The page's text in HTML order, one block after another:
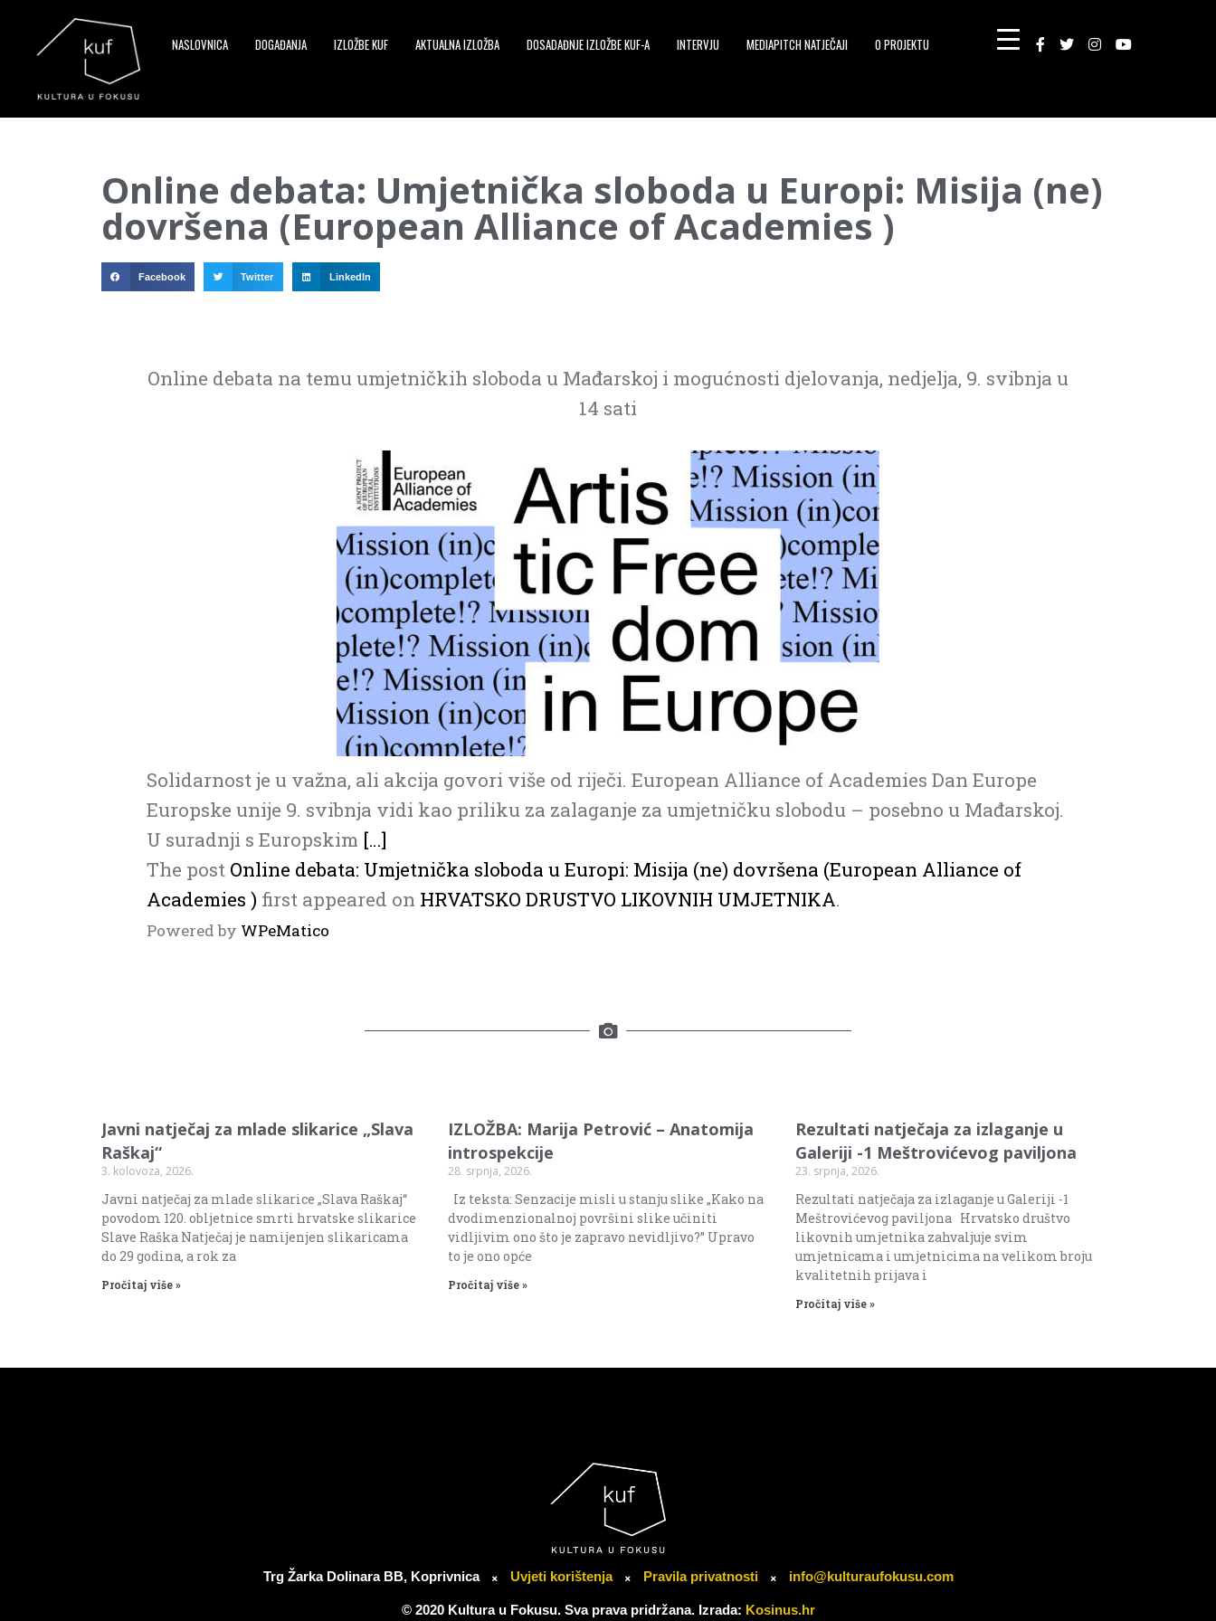
NASLOVNICA DOGAĐANJA IZLOŽBE KUF AKTUALNA IZLOŽBA DOSADAĐNJE IZLOŽBE KUF-A INTERVJU MEDIAPITCH NATJEČAJI O PROJEKTU
Online debata: Umjetnička sloboda u Europi: Misija (ne)
dovršena (European Alliance of Academies )
Facebook Twitter LinkedIn
Online debata na temu umjetničkih sloboda u Mađarskoj i mogućnosti djelovanja, nedjelja, 9. svibnja u
14 sati
Solidarnost je u važna, ali akcija govori više od riječi. European Alliance of Academies Dan Europe
Europske unije 9. svibnja vidi kao priliku za zalaganje za umjetničku slobodu – posebno u Mađarskoj.
U suradnji s Europskim […]
The post Online debata: Umjetnička sloboda u Europi: Misija (ne) dovršena (European Alliance of
Academies ) first appeared on HRVATSKO DRUSTVO LIKOVNIH UMJETNIKA.
Powered by WPeMatico
Javni natječaj za mlade slikarice „Slava
Raškaj“
3. kolovoza, 2026.
Javni natječaj za mlade slikarice „Slava Raškaj“
povodom 120. obljetnice smrti hrvatske slikarice
Slave Raška Natječaj je namijenjen slikaricama
do 29 godina, a rok za
Pročitaj više »
IZLOŽBA: Marija Petrović – Anatomija
introspekcije
28. srpnja, 2026.
Iz teksta: Senzacije misli u stanju slike „Kako na
dvodimenzionalnoj površini slike učiniti
vidljivim ono što je zapravo nevidljivo?” Upravo
to je ono opće
Pročitaj više »
Rezultati natječaja za izlaganje u
Galeriji -1 Meštrovićevog paviljona
23. srpnja, 2026.
Rezultati natječaja za izlaganje u Galeriji -1
Meštrovićevog paviljona Hrvatsko društvo
likovnih umjetnika zahvaljuje svim
umjetnicama i umjetnicima na velikom broju
kvalitetnih prijava i
Pročitaj više »
Trg Žarka Dolinara BB, Koprivnica Uvjeti korištenja Pravila privatnosti info@kulturaufokusu.com
© 2020 Kultura u Fokusu. Sva prava pridržana. Izrada: Kosinus.hr